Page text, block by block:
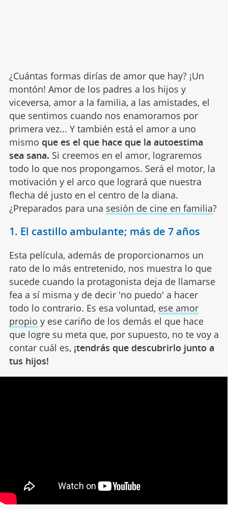
¿Cuántas formas dirías de amor que hay? ¡Un
montón! Amor de los padres a los hijos y
viceversa, amor a la familia, a las amistades, el
que sentimos cuando nos enamoramos por
primera vez... Y también está el amor a uno
mismo que es el que hace que la autoestima
sea sana. Si creemos en el amor, lograremos
todo lo que nos propongamos. Será el motor, la
motivación y el arco que logrará que nuestra
flecha dé justo en el centro de la diana.
¿Preparados para una sesión de cine en familia?
1. El castillo ambulante; más de 7 años
Esta película, además de proporcionarnos un
rato de lo más entretenido, nos muestra lo que
sucede cuando la protagonista deja de llamarse
fea a sí misma y de decir 'no puedo' a hacer
todo lo contrario. Es esa voluntad, ese amor
propio y ese cariño de los demás el que hace
que logre su meta que, por supuesto, no te voy a
contar cuál es, ¡tendrás que descubrirlo junto a
tus hijos!